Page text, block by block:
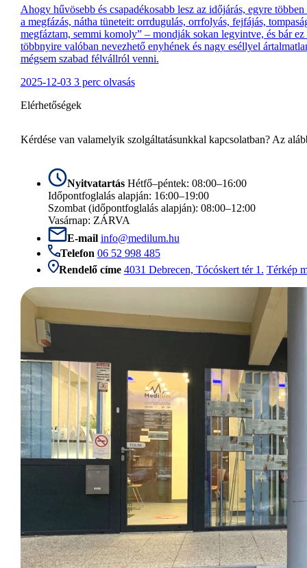
Ahogy hűvösebb és csapadékosabb lesz az időjárás, egyre többen
a megfázás, nátha tüneteit: orrdugulás, orrfolyás, fejfájás,
megfáztam, semmi komoly” – mondják sokan legyintve, és bár ez
többnyire valóban nevezhető enyhének és nagy eséllyel
mégsem szabad félvállról venni.
2025-12-03 3 perc olvasás
Elérhetőségek
Kérdése van valamelyik szolgáltatásunkkal kapcsolatban? Az
NyitvatartásHétfő–péntek: 08:00–16:00
Időpontfoglalás alapján: 16:00–19:00
Szombat (időpontfoglalás alapján): 08:00–12:00
Vasárnap: ZÁRVA
E-mail info@medilum.hu
Telefon 06 52 998 485
Rendelő címe 4031 Debrecen, Tócóskert tér 1. Térkép